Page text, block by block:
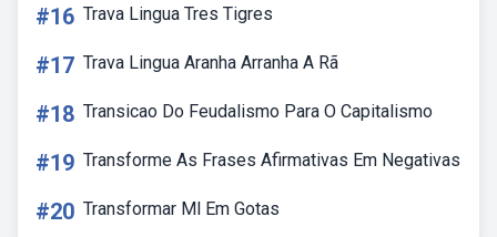
#16 Trava Lingua Tres Tigres
#17 Trava Lingua Aranha Arranha A Rã
#18 Transicao Do Feudalismo Para O Capitalismo
#19 Transforme As Frases Afirmativas Em Negativas
#20 Transformar Ml Em Gotas